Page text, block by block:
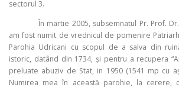
sectorul 3.
În martie 2005, subsemnatul Pr. Prof.
am fost numit de vrednicul de pomenire
Parohia Udricani cu scopul de a salva din
istoric, datând din 1734, şi pentru a recupera
preluate abuziv de Stat, in 1950 (1541 mp cu
Numirea mea în această parohie, la cerere,